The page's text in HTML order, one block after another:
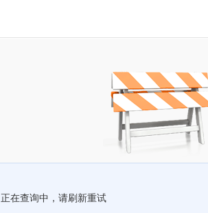
正在查询中，请刷新重试